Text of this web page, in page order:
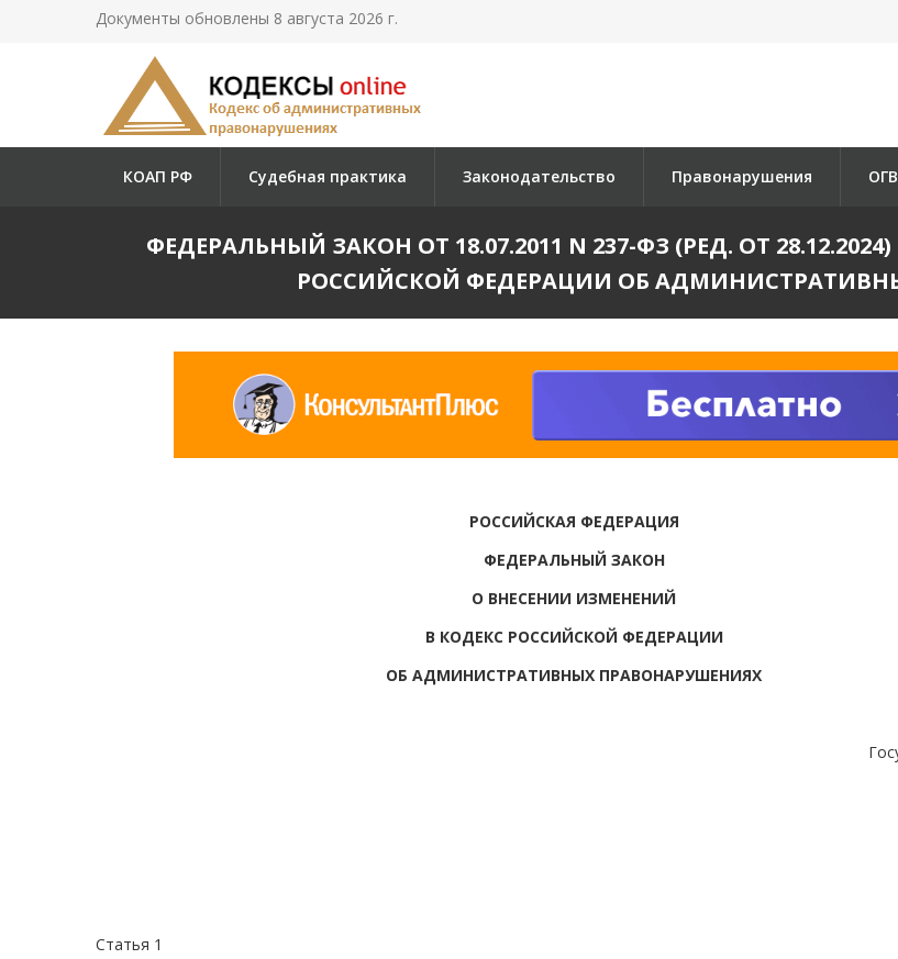
Документы обновлены 8 августа 2026 г.
КОАП РФ Судебная практика Законодательство Правонарушения ОГВ
ФЕДЕРАЛЬНЫЙ ЗАКОН ОТ 18.07.2011 N 237-ФЗ (РЕД. ОТ
РОССИЙСКОЙ ФЕДЕРАЦИИ ОБ
РОССИЙСКАЯ ФЕДЕРАЦИЯ
ФЕДЕРАЛЬНЫЙ ЗАКОН
О ВНЕСЕНИИ ИЗМЕНЕНИЙ
В КОДЕКС РОССИЙСКОЙ ФЕДЕРАЦИИ
ОБ АДМИНИСТРАТИВНЫХ ПРАВОНАРУШЕНИЯХ
Статья 1